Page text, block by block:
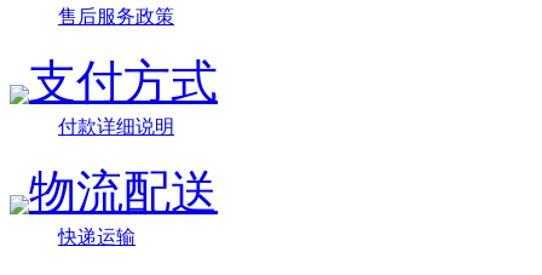
售后服务政策
支付方式
付款详细说明
物流配送
快递运输